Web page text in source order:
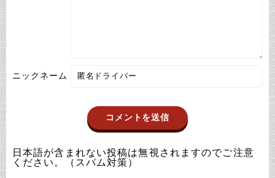
ニックネーム
日本語が含まれない投稿は無視されますのでご注意
ください。（スパム対策）